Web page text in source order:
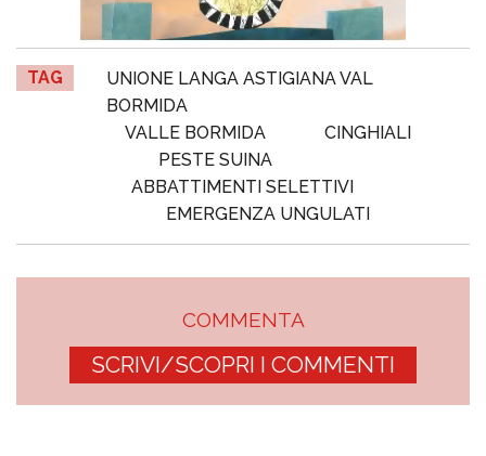
TAG
UNIONE LANGA ASTIGIANA VAL
BORMIDA
VALLE BORMIDA
CINGHIALI
PESTE SUINA
ABBATTIMENTI SELETTIVI
EMERGENZA UNGULATI
COMMENTA
SCRIVI/SCOPRI I COMMENTI